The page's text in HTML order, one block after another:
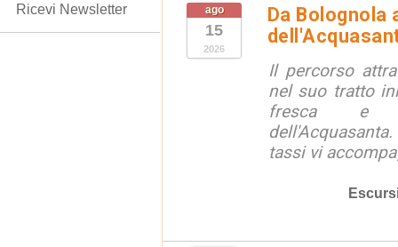
ago
15
2026
Da Bolognola
Il percorso
nel suo tratto
fresca e
tassi vi
Ricevi Newsletter